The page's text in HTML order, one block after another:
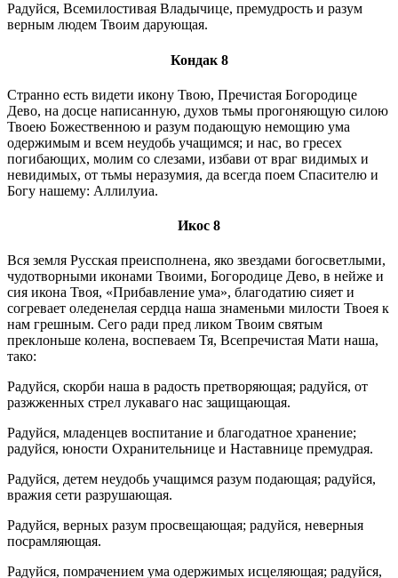
Радуйся, Всемилостивая Владычице, премудрость и разум
верным людем Твоим дарующая.
Кондак 8
Странно есть видети икону Твою, Пречистая Богородице
Дево, на досце написанную, духов тьмы прогоняющую силою
Твоею Божественною и разум подающую немощию ума
одержимым и всем неудобь учащимся; и нас, во гресех
погибающих, молим со слезами, избави от враг видимых и
невидимых, от тьмы неразумия, да всегда поем Спасителю и
Богу нашему: Аллилуиа.
Икос 8
Вся земля Русская преисполнена, яко звездами богосветлыми,
чудотворными иконами Твоими, Богородице Дево, в нейже и
сия икона Твоя, «Прибавление ума», благодатию сияет и
согревает оледенелая сердца наша знаменьми милости Твоея к
нам грешным. Сего ради пред ликом Твоим святым
преклоньше колена, воспеваем Тя, Всепречистая Мати наша,
тако:
Радуйся, скорби наша в радость претворяющая; радуйся, от
разжженных стрел лукаваго нас защищающая.
Радуйся, младенцев воспитание и благодатное хранение;
радуйся, юности Охранительнице и Наставнице премудрая.
Радуйся, детем неудобь учащимся разум подающая; радуйся,
вражия сети разрушающая.
Радуйся, верных разум просвещающая; радуйся, неверныя
посрамляющая.
Радуйся, помрачением ума одержимых исцеляющая; радуйся,